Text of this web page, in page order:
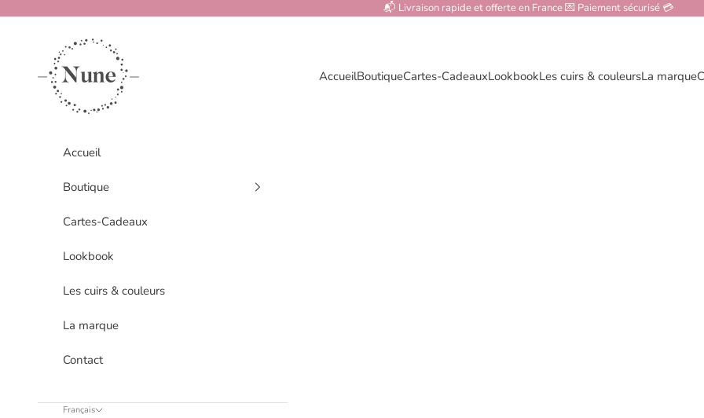
📬 Livraison rapide et offerte en France 💌 Paiement sécurisé 💳
www.nune.fr
AccueilBoutiqueCartes-CadeauxLookbookLes cuirs & couleursLa marque
Accueil
Boutique
Cartes-Cadeaux
Lookbook
Les cuirs & couleurs
La marque
Contact
Français